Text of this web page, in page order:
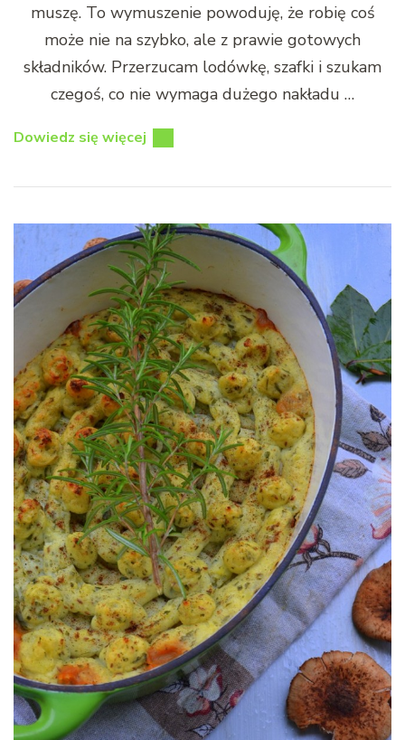
muszę. To wymuszenie powoduję, że robię coś
może nie na szybko, ale z prawie gotowych
składników. Przerzucam lodówkę, szafki i szukam
czegoś, co nie wymaga dużego nakładu …
Dowiedz się więcej